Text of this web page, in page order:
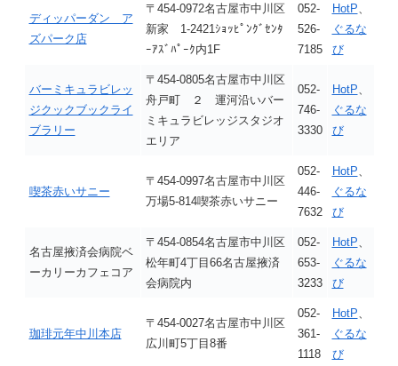
ディッパーダン ア
ズパーク店
〒454-0972名古屋市中川区
新家 1-2421ｼｮｯﾋﾟﾝｸﾞｾﾝﾀ
ｰｱｽﾞﾊﾟｰｸ内1F
052-
526-
7185
HotP
ぐるな
び
バーミキュラビレッ
ジクックブックライ
ブラリー
〒454-0805名古屋市中川区
舟戸町 ２ 運河沿いバー
ミキュラビレッジスタジオ
エリア
052-
746-
3330
HotP
ぐるな
び
喫茶赤いサニー
〒454-0997名古屋市中川区
万場5-814喫茶赤いサニー
052-
446-
7632
HotP
ぐるな
び
名古屋掖済会病院ベ
ーカリーカフェコア
〒454-0854名古屋市中川区
松年町4丁目66名古屋掖済
会病院内
052-
653-
3233
HotP
ぐるな
び
珈琲元年中川本店
〒454-0027名古屋市中川区
広川町5丁目8番
052-
361-
1118
HotP
ぐるな
び